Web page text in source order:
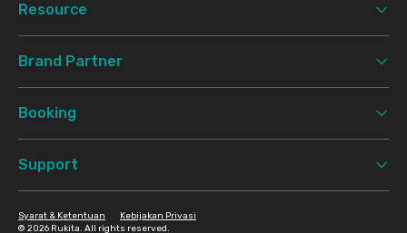
Resource
Brand Partner
Booking
Support
© 2026 Rukita. All rights reserved.
Syarat & Ketentuan Kebijakan Privasi